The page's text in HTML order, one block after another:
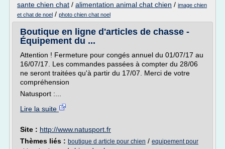
sante chien chat / alimentation animal chat chien / image chien
et chat de noel / photo chien chat noel
Boutique en ligne d'articles de chasse -
Équipement du ...
Attention ! Fermeture pour congés annuel du 01/07/17 au
16/07/17. Les commandes passées à compter du 28/06
ne seront traitées qu'à partir du 17/07. Merci de votre
compréhension
Natusport :...
Lire la suite
Site : http://www.natusport.fr
Thèmes liés : boutique d article pour chien / equipement pour